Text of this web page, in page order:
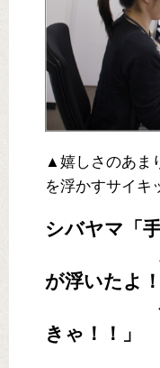
▲嬉しさのあま
を浮かすサイキ
シバヤマ「
おじい
が浮いたよ！
ペータ
きゃ！！」